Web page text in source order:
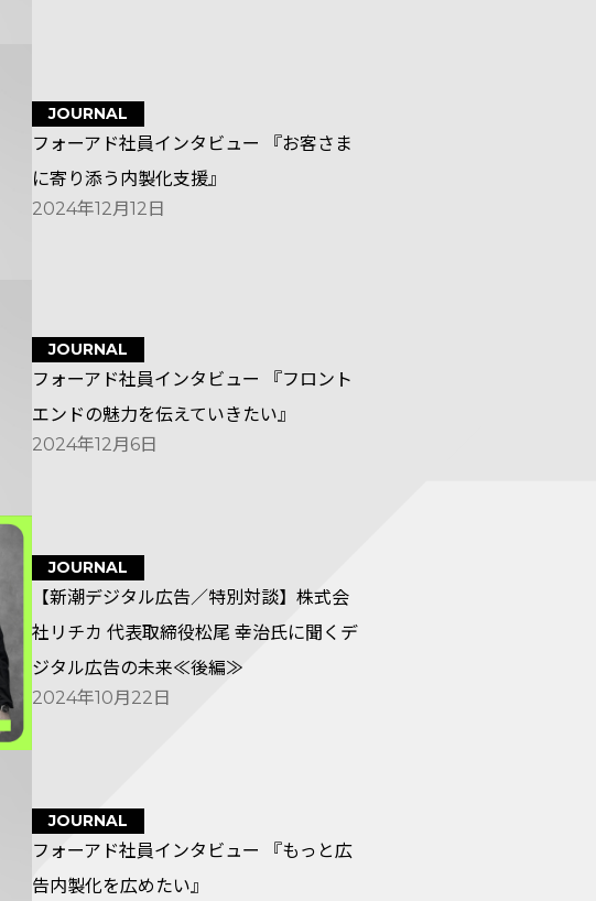
JOURNAL
フォーアド社員インタビュー 『お客さま
に寄り添う内製化支援』
2024年12月12日
JOURNAL
フォーアド社員インタビュー 『フロント
エンドの魅力を伝えていきたい』
2024年12月6日
JOURNAL
【新潮デジタル広告／特別対談】株式会
社リチカ 代表取締役松尾 幸治氏に聞くデ
ジタル広告の未来≪後編≫
2024年10月22日
JOURNAL
フォーアド社員インタビュー 『もっと広
告内製化を広めたい』